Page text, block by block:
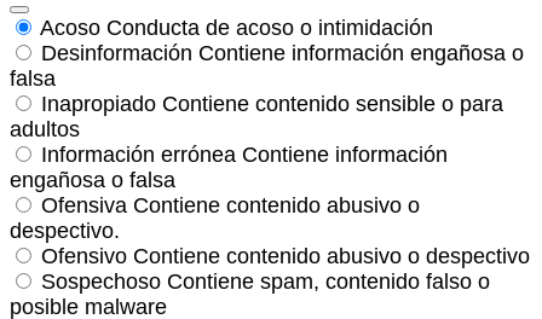
Acoso Conducta de acoso o intimidación
Desinformación Contiene información engañosa o
falsa
Inapropiado Contiene contenido sensible o para
adultos
Información errónea Contiene información
engañosa o falsa
Ofensiva Contiene contenido abusivo o
despectivo.
Ofensivo Contiene contenido abusivo o despectivo
Sospechoso Contiene spam, contenido falso o
posible malware